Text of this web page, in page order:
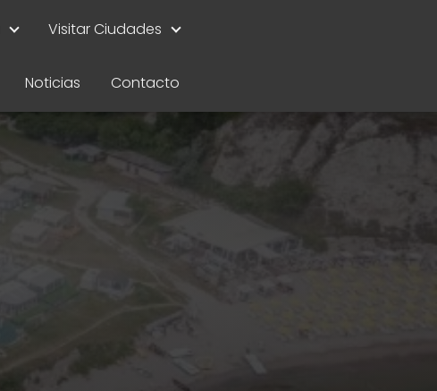
Visitar Ciudades
Noticias Contacto